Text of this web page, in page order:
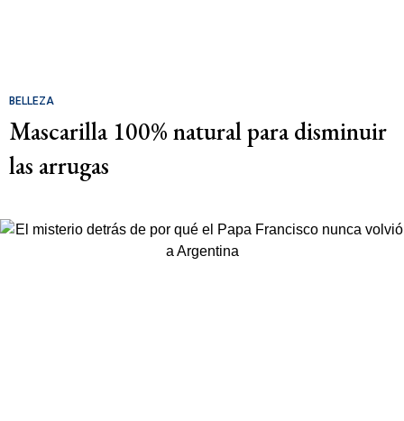
BELLEZA
Mascarilla 100% natural para disminuir
las arrugas